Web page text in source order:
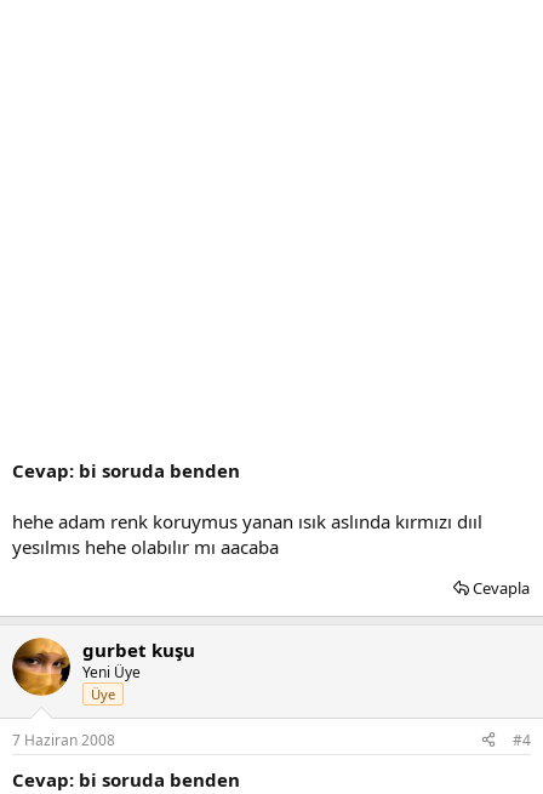
Cevap: bi soruda benden
hehe adam renk koruymus yanan ısık aslında kırmızı dııl
yesılmıs hehe olabılır mı aacaba
Cevapla
gurbet kuşu
Yeni Üye
Üye
7 Haziran 2008 #4
Cevap: bi soruda benden